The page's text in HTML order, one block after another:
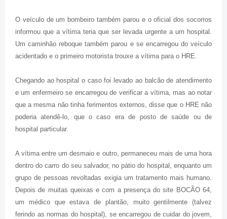
O veículo de um bombeiro também parou e o oficial dos socorros
informou que a vítima teria que ser levada urgente a um hospital.
Um caminhão reboque também parou e se encarregou do veículo
acidentado e o primeiro motorista trouxe a vítima para o HRE.
Chegando ao hospital o caso foi levado ao balcão de atendimento
e um enfermeiro se encarregou de verificar a vítima, mas ao notar
que a mesma não tinha ferimentos externos, disse que o HRE não
poderia atendê-lo, que o caso era de posto de saúde ou de
hospital particular.
A vítima entre um desmaio e outro, permaneceu mais de uma hora
dentro do carro do seu salvador, no pátio do hospital, enquanto um
grupo de pessoas revoltadas exigia um tratamento mais humano.
Depois de muitas queixas e com a presença do site BOCÃO 64,
um médico que estava de plantão, muito gentilmente (talvez
ferindo as normas do hospital), se encarregou de cuidar do jovem,